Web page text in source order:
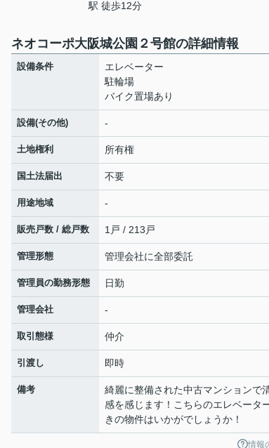
駅 徒歩12分
ネオコーポ大阪城公園２号館の詳細情報
設備条件
エレベーター
駐輪場
バイク置場あり
設備(その他) -
土地権利 所有権
国土法届出 不要
用途地域 -
販売戸数 / 総戸数 1戸 / 213戸
管理形態 管理会社に全部委託
管理員の勤務形態 日勤
管理会社 -
取引態様 仲介
引渡し 即時
備考
綺麗に整備された中古マンションで
感を感じます！こちらのエレベータ
きの物件はいかがでしょうか！
情報